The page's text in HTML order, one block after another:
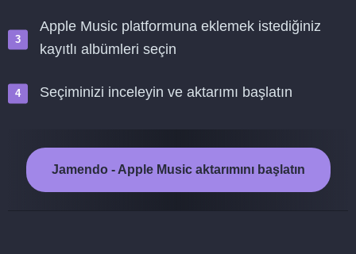
Apple Music platformuna eklemek istediğiniz
kayıtlı albümleri seçin
Seçiminizi inceleyin ve aktarımı başlatın
Jamendo - Apple Music aktarımını başlatın